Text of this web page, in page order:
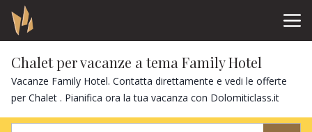
Chalet per vacanze a tema Family Hotel
Vacanze Family Hotel. Contatta direttamente e vedi le offerte
per Chalet . Pianifica ora la tua vacanza con Dolomiticlass.it